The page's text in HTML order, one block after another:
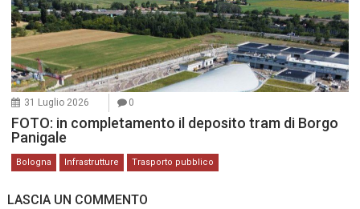
31 Luglio 2026 0
FOTO: in completamento il deposito tram di Borgo
Panigale
Bologna Infrastrutture Trasporto pubblico
LASCIA UN COMMENTO